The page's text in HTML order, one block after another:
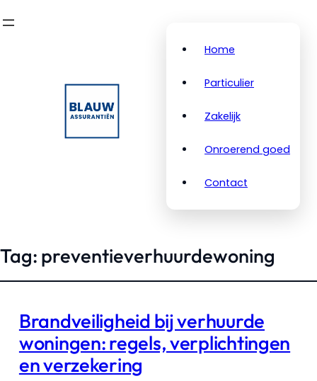
Home
Particulier
Zakelijk
Onroerend goed
Contact
Tag: preventieverhuurdewoning
Brandveiligheid bij verhuurde
woningen: regels, verplichtingen
en verzekering